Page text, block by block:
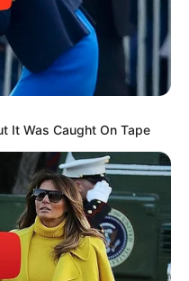
247 90 86
oxucomsayti @gmail.com
It Was Caught On Tape